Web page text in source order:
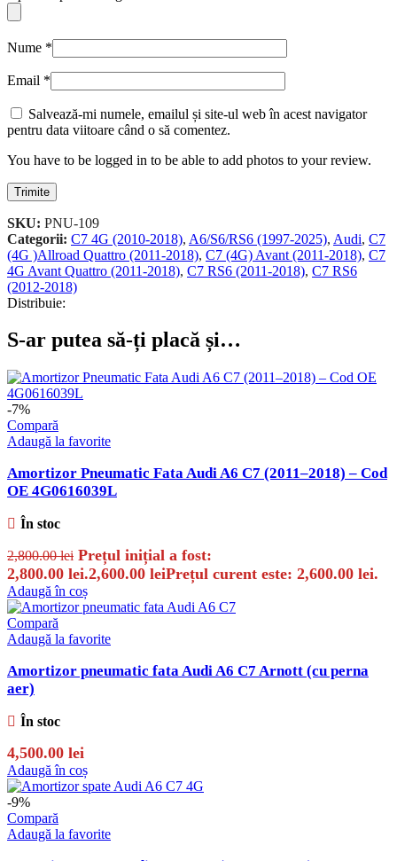
Nume *
Email *
Salvează-mi numele, emailul și site-ul web în acest navigator
pentru data viitoare când o să comentez.
You have to be logged in to be able to add photos to your review.
SKU: PNU-109
Categorii: C7 4G (2010-2018), A6/S6/RS6 (1997-2025), Audi, C7
(4G )Allroad Quattro (2011-2018), C7 (4G) Avant (2011-2018), C7
4G Avant Quattro (2011-2018), C7 RS6 (2011-2018), C7 RS6
(2012-2018)
Distribuie:
S-ar putea să-ți placă și…
-7%
Compară
Adaugă la favorite
Amortizor Pneumatic Fata Audi A6 C7 (2011–2018) – Cod
OE 4G0616039L
În stoc
2,800.00lei Prețul inițial a fost:
2,800.00 lei.2,600.00 leiPrețul curent este: 2,600.00 lei.
Adaugă în coș
Compară
Adaugă la favorite
Amortizor pneumatic fata Audi A6 C7 Arnott (cu perna
aer)
În stoc
4,500.00 lei
Adaugă în coș
-9%
Compară
Adaugă la favorite